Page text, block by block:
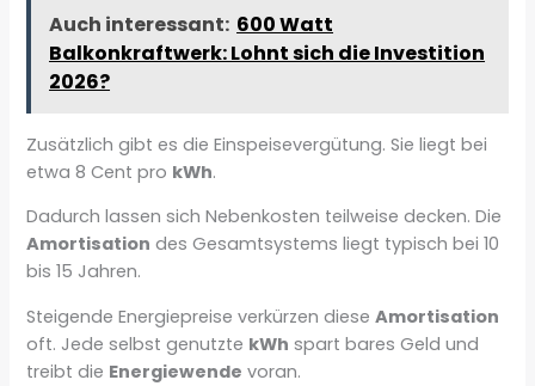
Auch interessant: 600 Watt
Balkonkraftwerk: Lohnt sich die Investition
2026?
Zusätzlich gibt es die Einspeisevergütung. Sie liegt bei
etwa 8 Cent pro kWh.
Dadurch lassen sich Nebenkosten teilweise decken. Die
Amortisation des Gesamtsystems liegt typisch bei 10
bis 15 Jahren.
Steigende Energiepreise verkürzen dieseAmortisation
oft. Jede selbst genutzte kWh spart bares Geld und
treibt die Energiewende voran.